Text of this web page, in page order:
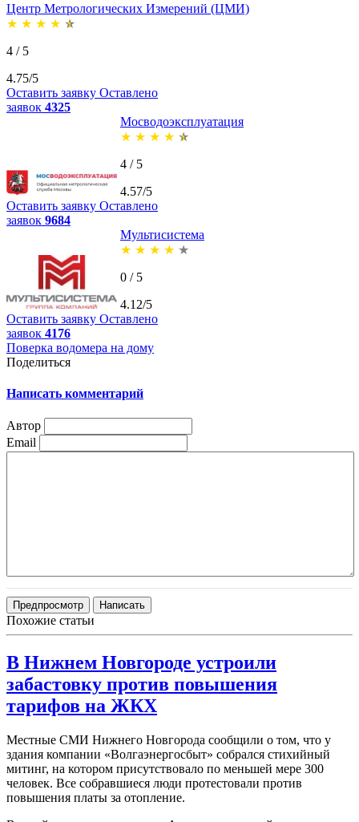
Центр Метрологических Измерений (ЦМИ)
★ ★ ★ ★ ★
4 / 5
4.75/5
Оставить заявку Оставлено
заявок 4325
Мосводоэксплуатация
★ ★ ★ ★ ★
4 / 5
4.57/5
Оставить заявку Оставлено
заявок 9684
Мультисистема
★ ★ ★ ★ ★
0 / 5
4.12/5
Оставить заявку Оставлено
заявок 4176
Поверка водомера на дому
Поделиться
Написать комментарий
Автор
Email
Похожие статьи
В Нижнем Новгороде устроили
забастовку против повышения
тарифов на ЖКХ
Местные СМИ Нижнего Новгорода сообщили о том, что у
здания компании «Волгаэнергосбыт» собрался стихийный
митинг, на котором присутствовало по меньшей мере 300
человек. Все собравшиеся люди протестовали против
повышения платы за отопление.